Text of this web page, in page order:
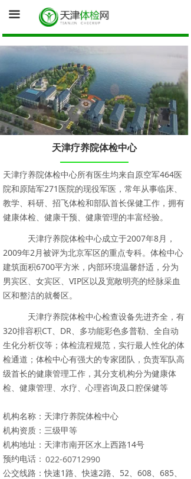
끀
首页
询底价（医院体检中心为您报价）
促销体检卡
体检资讯
健康证体检
天津疗养院体检中心
天津疗养院体检中心所有医生均来自原空军464医
院和原陆军271医院的现役军医，常年从事临床、
教学、科研、招飞体检和部队首长保健工作，拥有
健康体检、健康干预、健康管理的丰富经验。
天津疗养院体检中心成立于2007年8月，
2009年2月被评为北京军区的重点专科。体检中心
建筑面积6700平方米，内部环境温馨舒适，分为
男宾区、女宾区、VIP区以及宽敞明亮的经脉采血
区和整洁的就餐区。
天津疗养院体检中心检查设备先进齐全，有
320排容积CT、DR、多功能彩色多普勒、全自动
生化分析仪等；体检流程规范，实行最人性化的体
检通道；体检中心有强大的专家团队，负责军队高
级首长的健康管理工作，其分支机构分为健康体
检、健康管理、水疗、心理咨询及口腔保健等
机构名称：天津疗养院体检中心
机构资质：三级甲等
机构地址：天津市南开区水上西路14号
预约电话：
公交线路：快速1路、快速2路、52、608、685、
022-60712990